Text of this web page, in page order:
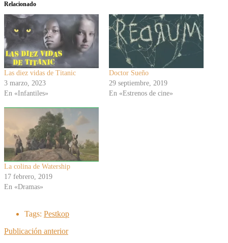
Relacionado
Las diez vidas de Titanic
3 marzo, 2023
En «Infantiles»
Doctor Sueño
29 septiembre, 2019
En «Estrenos de cine»
La colina de Watership
17 febrero, 2019
En «Dramas»
Tags: Pestkop
Publicación anterior